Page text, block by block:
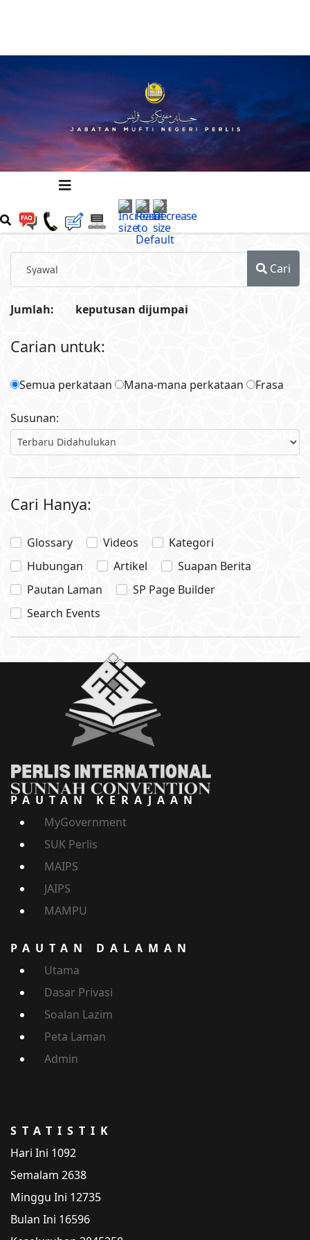
Cari
Jumlah: keputusan dijumpai
Carian untuk:
Semua perkataan Mana-mana perkataan Frasa
Susunan:
Cari Hanya:
Glossary Videos
Kategori
Hubungan
Artikel
Suapan Berita
Pautan Laman
SP Page Builder
Search Events
PAUTAN KERAJAAN
MyGovernment
SUK Perlis
MAIPS
JAIPS
MAMPU
PAUTAN DALAMAN
Utama
Dasar Privasi
Soalan Lazim
Peta Laman
Admin
STATISTIK
Hari Ini 1092
Semalam 2638
Minggu Ini 12735
Bulan Ini 16596